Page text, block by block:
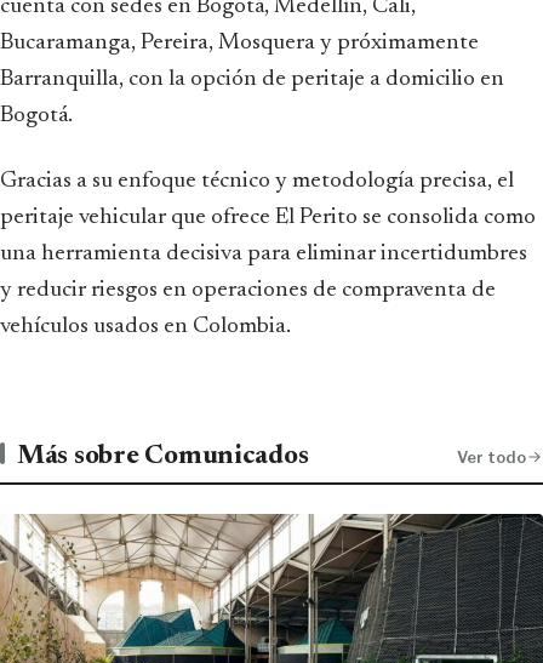
cuenta con sedes en Bogotá, Medellín, Cali,
Bucaramanga, Pereira, Mosquera y próximamente
Barranquilla, con la opción de peritaje a domicilio en
Bogotá.
Gracias a su enfoque técnico y metodología precisa, el
peritaje vehicular que ofrece El Perito se consolida como
una herramienta decisiva para eliminar incertidumbres
y reducir riesgos en operaciones de compraventa de
vehículos usados en Colombia.
Más sobre Comunicados Ver todo